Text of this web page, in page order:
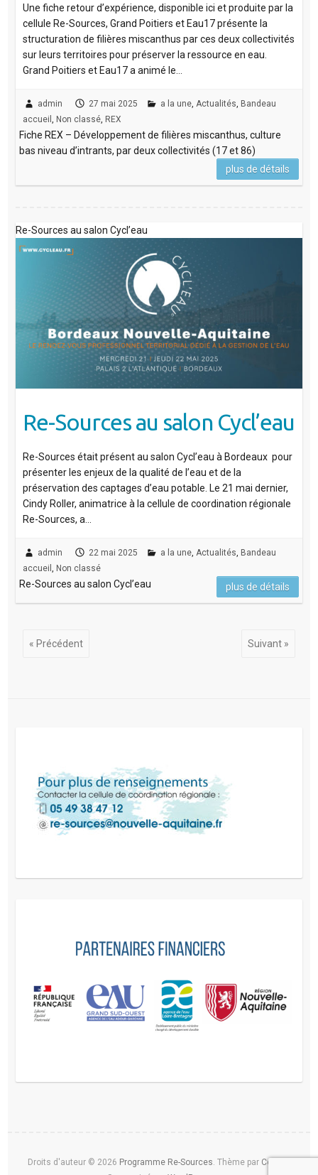
Une fiche retour d’expérience, disponible ici et produite par la
cellule Re-Sources, Grand Poitiers et Eau17 présente la
structuration de filières miscanthus par ces deux collectivités
sur leurs territoires pour préserver la ressource en eau.
Grand Poitiers et Eau17 a animé le…
admin 27 mai 2025 a la une, Actualités, Bandeau
accueil , Non classé, REX
Fiche REX – Développement de filières miscanthus, culture
bas niveau d’intrants, par deux collectivités (17 et 86)
plus de détails
Re-Sources au salon Cycl’eau
Re-Sources au salon Cycl’eau
Re-Sources était présent au salon Cycl’eau à Bordeaux pour
présenter les enjeux de la qualité de l’eau et de la
préservation des captages d’eau potable. Le 21 mai dernier,
Cindy Roller, animatrice à la cellule de coordination régionale
Re-Sources, a…
admin 22 mai 2025 a la une, Actualités, Bandeau
accueil , Non classé
Re-Sources au salon Cycl’eau plus de détails
« Précédent Suivant »
Droits d'auteur © 2026 Programme Re-Sources. Thème par Colorlib